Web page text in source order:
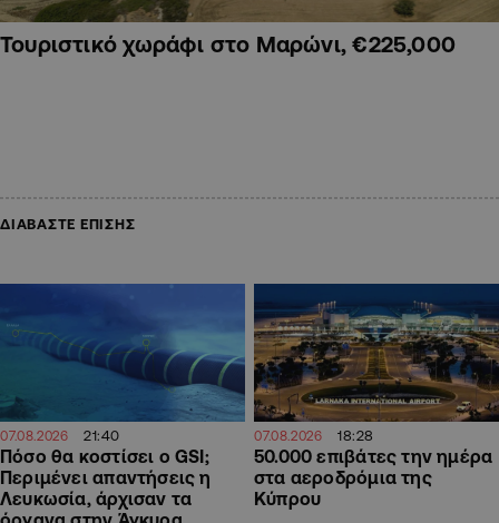
Τουριστικό χωράφι στο Μαρώνι, €225,000
ΔΙΑΒΑΣΤΕ ΕΠΙΣΗΣ
07.08.2026 21:40
Πόσο θα κοστίσει ο GSI;
Περιμένει απαντήσεις η
Λευκωσία, άρχισαν τα
07.08.2026 18:28
50.000 επιβάτες την ημέρα
στα αεροδρόμια της
Κύπρου